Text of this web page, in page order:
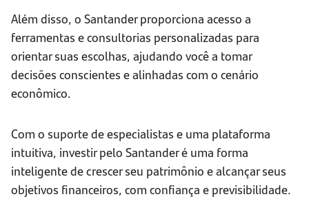
Além disso, o Santander proporciona acesso a
ferramentas e consultorias personalizadas para
orientar suas escolhas, ajudando você a tomar
decisões conscientes e alinhadas com o cenário
econômico.
Com o suporte de especialistas e uma plataforma
intuitiva, investir pelo Santander é uma forma
inteligente de crescer seu patrimônio e alcançar seus
objetivos financeiros, com confiança e previsibilidade.